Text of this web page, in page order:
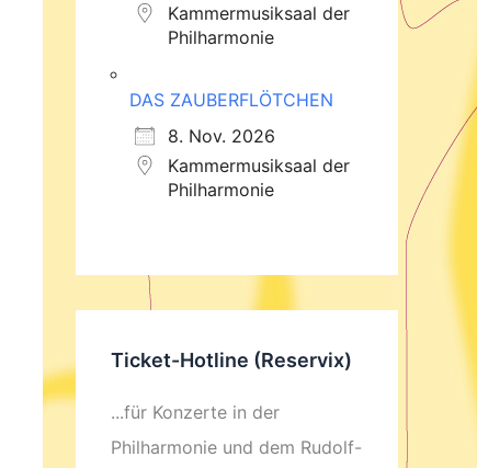
Kammermusiksaal der
Philharmonie
DAS ZAUBERFLÖTCHEN
8. Nov. 2026
Kammermusiksaal der
Philharmonie
Ticket-Hotline (Reservix)
...für Konzerte in der
Philharmonie und dem Rudolf-